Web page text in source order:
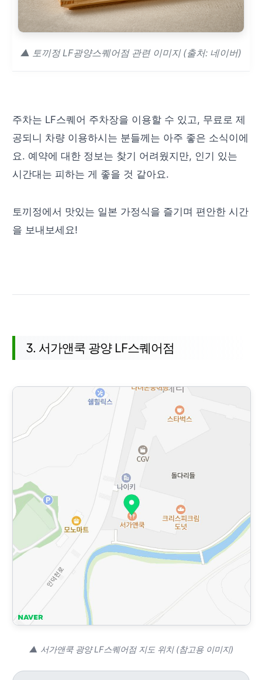
▲ 토끼정 LF광양스퀘어점 관련 이미지 (출처: 네이버)
주차는 LF스퀘어 주차장을 이용할 수 있고, 무료로 제
공되니 차량 이용하시는 분들께는 아주 좋은 소식이에
요. 예약에 대한 정보는 찾기 어려웠지만, 인기 있는
시간대는 피하는 게 좋을 것 같아요.
토끼정에서 맛있는 일본 가정식을 즐기며 편안한 시간
을 보내보세요!
3. 서가앤쿡 광양 LF스퀘어점
▲ 서가앤쿡 광양 LF스퀘어점 지도 위치 (참고용 이미지)